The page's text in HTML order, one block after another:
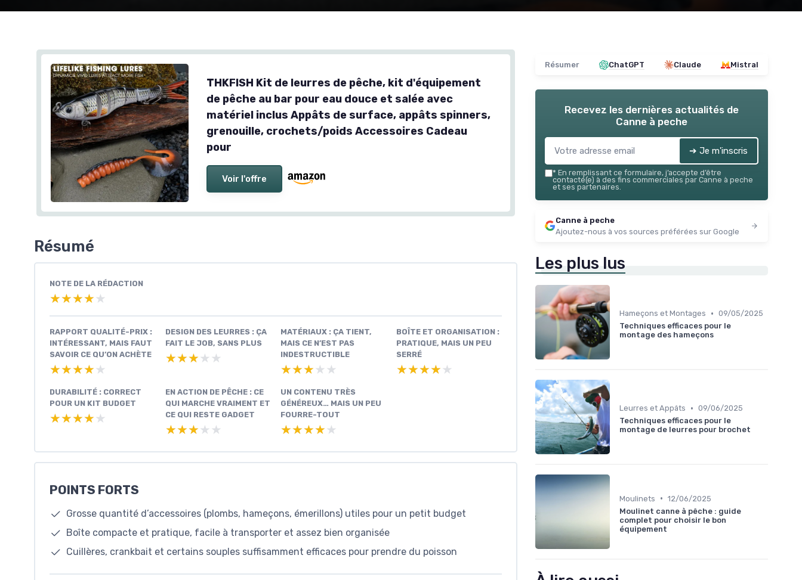
THKFISH Kit de leurres de pêche, kit d'équipement
de pêche au bar pour eau douce et salée avec
matériel inclus Appâts de surface, appâts spinners,
grenouille, crochets/poids Accessoires Cadeau
pour
Voir l'offre
Résumé
NOTE DE LA RÉDACTION
★★★★★
★★★★★
RAPPORT QUALITÉ-PRIX :
INTÉRESSANT, MAIS FAUT
SAVOIR CE QU’ON ACHÈTE
★★★★★
★★★★★
DESIGN DES LEURRES : ÇA
FAIT LE JOB, SANS PLUS
★★★★★
★★★★★
MATÉRIAUX : ÇA TIENT,
MAIS CE N’EST PAS
INDESTRUCTIBLE
★★★★★
★★★★★
BOÎTE ET ORGANISATION :
PRATIQUE, MAIS UN PEU
SERRÉ
★★★★★
★★★★★
DURABILITÉ : CORRECT
POUR UN KIT BUDGET
★★★★★
★★★★★
EN ACTION DE PÊCHE : CE
QUI MARCHE VRAIMENT ET
CE QUI RESTE GADGET
★★★★★
★★★★★
UN CONTENU TRÈS
GÉNÉREUX… MAIS UN PEU
FOURRE-TOUT
★★★★★
★★★★★
POINTS FORTS
Grosse quantité d’accessoires (plombs, hameçons, émerillons) utiles pour un petit budget
Boîte compacte et pratique, facile à transporter et assez bien organisée
Cuillères, crankbait et certains souples suffisamment efficaces pour prendre du poisson
Résumer ChatGPT Claude Mistral
Recevez les dernières actualités de
Canne à peche
➔ Je m'inscris
* En remplissant ce formulaire, j’accepte d’être
contacté(e) à des fins commerciales par Canne à peche
et ses partenaires.
Canne à peche
Ajoutez-nous à vos sources préférées sur Google
Les plus lus
Hameçons et Montages • 09/05/2025
Techniques efficaces pour le
montage des hameçons
Leurres et Appâts • 09/06/2025
Techniques efficaces pour le
montage de leurres pour brochet
Moulinets • 12/06/2025
Moulinet canne à pêche : guide
complet pour choisir le bon
équipement